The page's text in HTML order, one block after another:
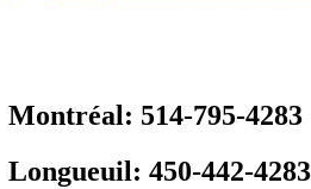
Montréal: 514-795-4283
Longueuil: 450-442-4283